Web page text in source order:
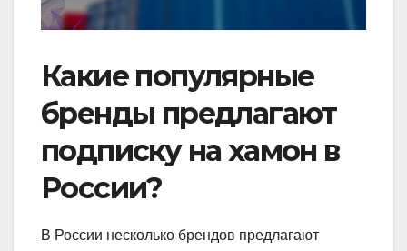
Какие популярные
бренды предлагают
подписку на хамон в
России?
В России несколько брендов предлагают